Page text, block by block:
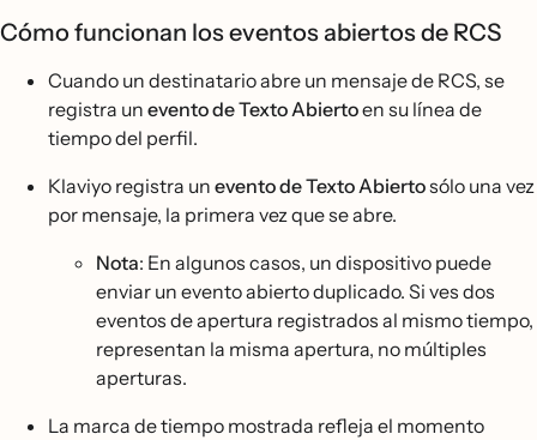
Cómo funcionan los eventos abiertos de RCS
Cuando un destinatario abre un mensaje de RCS, se
registra un evento de Texto Abiertoen su línea de
tiempo del perfil.
Klaviyo registra un evento de Texto Abiertosólo una vez
por mensaje, la primera vez que se abre.
Nota: En algunos casos, un dispositivo puede
enviar un evento abierto duplicado. Si ves dos
eventos de apertura registrados al mismo tiempo,
representan la misma apertura, no múltiples
aperturas.
La marca de tiempo mostrada refleja el momento